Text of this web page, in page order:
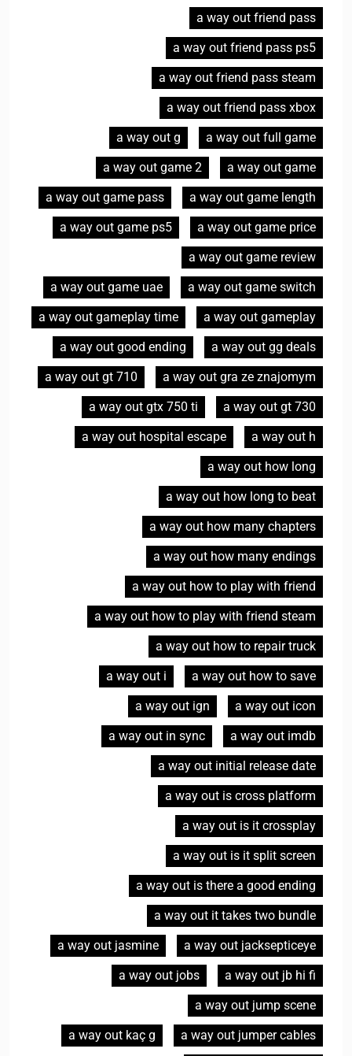
a way out friend pass
a way out friend pass ps5
a way out friend pass steam
a way out friend pass xbox
a way out full game
a way out g
a way out game
a way out game 2
a way out game length
a way out game pass
a way out game price
a way out game ps5
a way out game review
a way out game switch
a way out game uae
a way out gameplay
a way out gameplay time
a way out gg deals
a way out good ending
a way out gra ze znajomym
a way out gt 710
a way out gt 730
a way out gtx 750 ti
a way out h
a way out hospital escape
a way out how long
a way out how long to beat
a way out how many chapters
a way out how many endings
a way out how to play with friend
a way out how to play with friend steam
a way out how to repair truck
a way out how to save
a way out i
a way out icon
a way out ign
a way out imdb
a way out in sync
a way out initial release date
a way out is cross platform
a way out is it crossplay
a way out is it split screen
a way out is there a good ending
a way out it takes two bundle
a way out jacksepticeye
a way out jasmine
a way out jb hi fi
a way out jobs
a way out jump scene
a way out jumper cables
a way out kaç g